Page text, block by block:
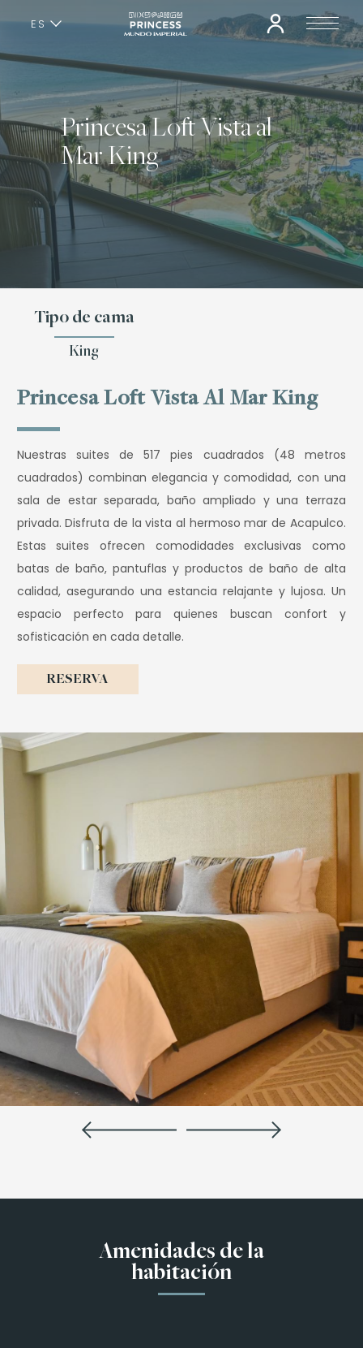
ES
Princesa Loft Vista al
Mar King
Tipo de cama
King
Princesa Loft Vista Al Mar King
Nuestras suites de 517 pies cuadrados (48 metros
cuadrados) combinan elegancia y comodidad, con una
sala de estar separada, baño ampliado y una terraza
privada. Disfruta de la vista al hermoso mar de Acapulco.
Estas suites ofrecen comodidades exclusivas como
batas de baño, pantuflas y productos de baño de alta
calidad, asegurando una estancia relajante y lujosa. Un
espacio perfecto para quienes buscan confort y
sofisticación en cada detalle.
RESERVA
Amenidades de la
habitación